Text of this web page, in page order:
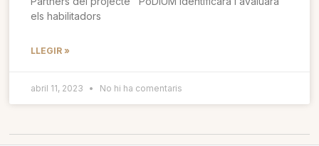
els habilitadors
LLEGIR »
abril 11, 2023 No hi ha comentaris